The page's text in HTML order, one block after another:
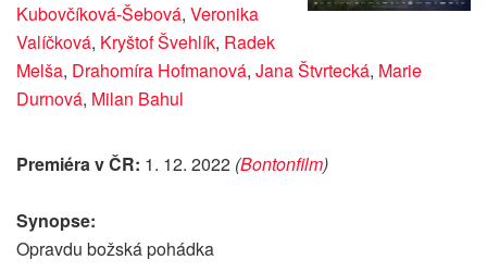
Kubovčíková-Šebová, Veronika
Valíčková, Kryštof Švehlík, Radek
Melša, Drahomíra Hofmanová, Jana Štvrtecká, Marie
Durnová, Milan Bahul
Premiéra v ČR: 1. 12. 2022 (Bontonfilm)
Synopse:
Opravdu božská pohádka